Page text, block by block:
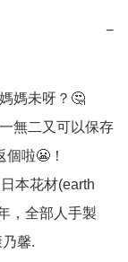
−
媽未呀？🤔
無二又可以保存
啦😬！
本花材(earth
，全部人手製
馨.